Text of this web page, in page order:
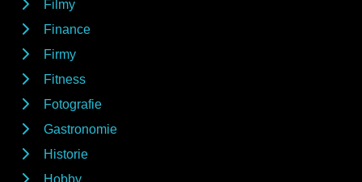
Filmy
Finance
Firmy
Fitness
Fotografie
Gastronomie
Historie
Hobby